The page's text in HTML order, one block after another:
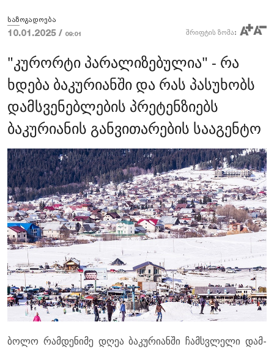
საზოგადოება
10.01.2025 / 09:01 შრიფტის ზომა:
"კურორტი პარალიზებულია" - რა
ხდება ბაკურიანში და რას პასუხობს
დამსვენებლების პრეტენზიებს
ბაკურიანის განვითარების სააგენტო
ბოლო რამ­დე­ნი­მე დღეა ბა­კუ­რი­ან­ში ჩამ­სვლე­ლი დამ­